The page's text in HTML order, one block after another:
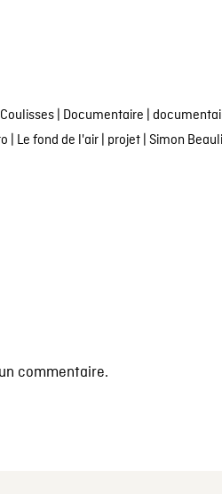
Coulisses| Documentaire |
| Le fond de l'air| projet| Simon
commentaire.